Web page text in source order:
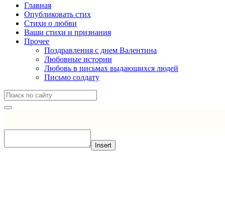
Главная
Опубликовать стих
Стихи о любви
Ваши стихи и признания
Прочее
Поздравления с днем Валентина
Любовные истории
Любовь в письмах выдающихся людей
Письмо солдату
Insert